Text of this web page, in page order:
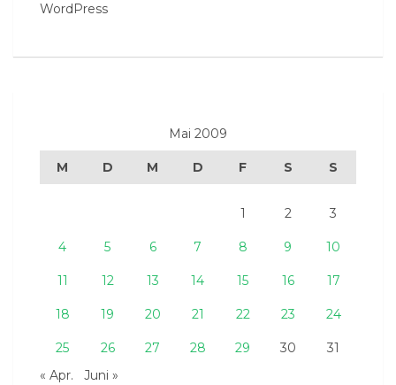
WordPress
Mai 2009
M D M D F S S
1 2 3
4 5 6 7 8 9 10
11 12 13 14 15 16 17
18 19 20 21 22 23 24
25 26 27 28 29 30
31
« Apr.
Juni »